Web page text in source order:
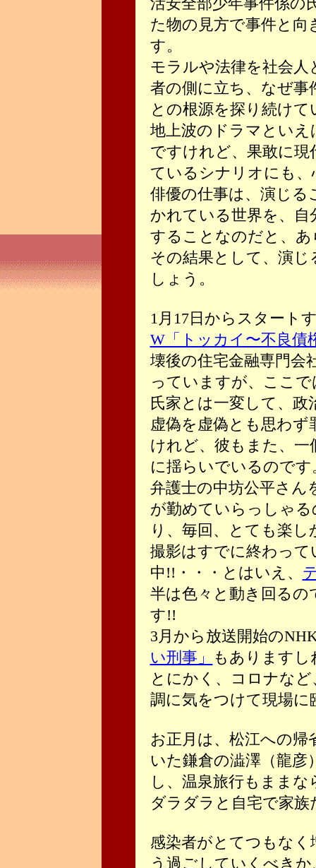
た物の見方で事件と向
す。
モラルや法律を社会
者の側に立ち、なぜ
との根源を探り続け
地上波のドラマとい
ですけれど、果敢に現
ているシナリオにも
俳優の仕事は、演じる
かれている世界を、自
することなのだと、
その結果として、演
しょう。
1月17日からスタート
W「トッカイ〜不良債
壊後の住宅金融専門会
っていますが、ここ
氏家とは一変して、政
虚偽を虚偽とも思わ
けれど、彼もまた、
に揺らいでいるのです
弁護士の中坊公平さん
が勤めていらっしゃ
り、毎回、とても楽し
撮影はすでに終わっ
中!!・・・とはいえ、
半は色々と動き回る
す!!
3月から放送開始の
い刑事」
もありますし
とにかく、コロナな
調に気をつけて現場
お正月は、松江への帰
いた鎌倉の澁澤（龍彦
し、温泉旅行もままな
ダラダラと自宅で家
感染者がとてつもな
う過ごしていくべき